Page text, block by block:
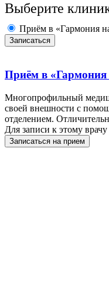
Выберите
Приём в «Гармония
Приём в «Гармония
Многопрофильный
своей внешности с
отделением.
Для записи к этому
Записаться на прием